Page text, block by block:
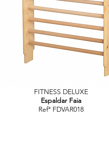
FITNESS DELUXE
Espaldar Faia
Refª FDVAR018